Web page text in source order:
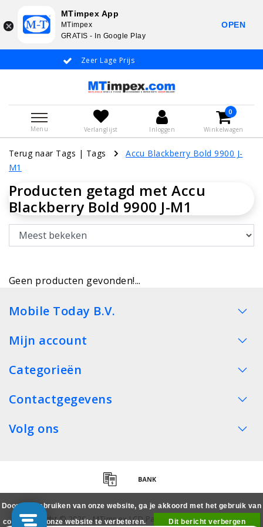
Zeer Lage Prijs
Menu Verlanglijst Inloggen
0
Winkelwagen
Terug naar Tags | Tags
Accu Blackberry Bold 9900 J-
M1
Producten getagd met Accu
Blackberry Bold 9900 J-M1
Geen producten gevonden!...
Mobile Today B.V.
Mijn account
Categorieën
Contactgegevens
Volg ons
Copyright © 2026 - MTimpex LCD Parts Cases Groothandel
Door het gebruiken van onze website, ga je akkoord met het gebruik van
cookies om onze website te verbeteren.
Dit bericht verbergen
MTimpex App
MTimpex
GRATIS - In Google Play
OPEN